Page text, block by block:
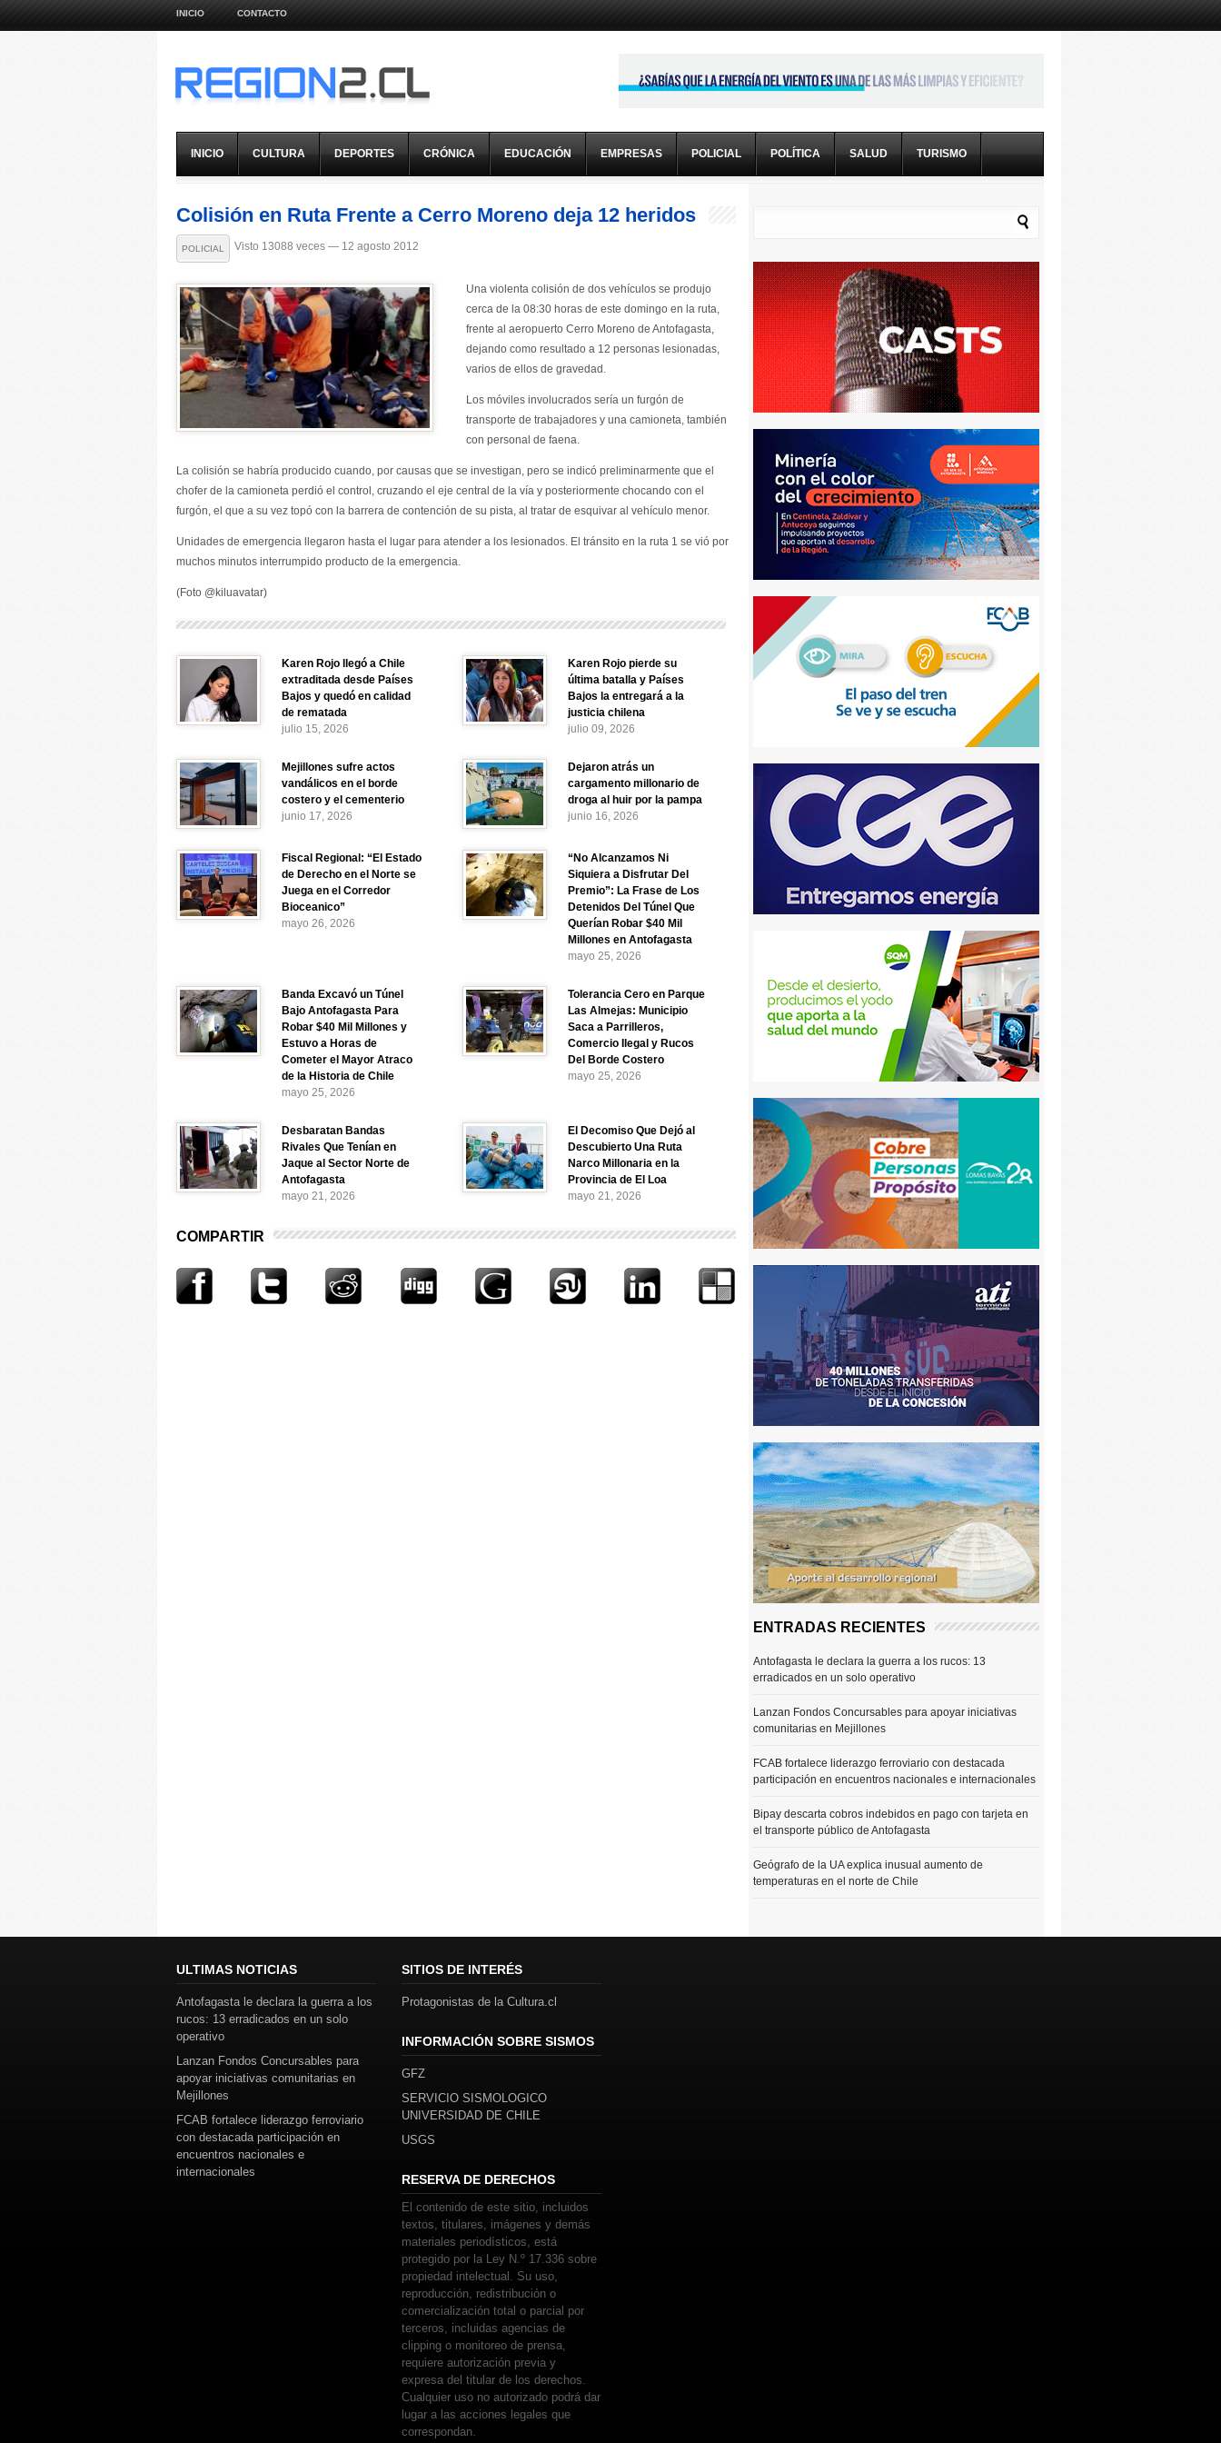
INICIO CONTACTO
INICIO CULTURA DEPORTES CRÓNICA EDUCACIÓN EMPRESAS POLICIAL POLÍTICA SALUD TURISMO
Colisión en Ruta Frente a Cerro Moreno deja 12 heridos
POLICIAL Visto 13088 veces — 12 agosto 2012
Una violenta colisión de dos vehículos se produjo
cerca de la 08:30 horas de este domingo en la ruta,
frente al aeropuerto Cerro Moreno de Antofagasta,
dejando como resultado a 12 personas lesionadas,
varios de ellos de gravedad.
Los móviles involucrados sería un furgón de
transporte de trabajadores y una camioneta, también
con personal de faena.
La colisión se habría producido cuando, por causas que se investigan, pero se indicó preliminarmente que el
chofer de la camioneta perdió el control, cruzando el eje central de la vía y posteriormente chocando con el
furgón, el que a su vez topó con la barrera de contención de su pista, al tratar de esquivar al vehículo menor.
Unidades de emergencia llegaron hasta el lugar para atender a los lesionados. El tránsito en la ruta 1 se vió por
muchos minutos interrumpido producto de la emergencia.
(Foto @kiluavatar)
Karen Rojo llegó a Chile
extraditada desde Países
Bajos y quedó en calidad
de rematada
julio 15, 2026
Karen Rojo pierde su
última batalla y Países
Bajos la entregará a la
justicia chilena
julio 09, 2026
Mejillones sufre actos
vandálicos en el borde
costero y el cementerio
junio 17, 2026
Dejaron atrás un
cargamento millonario de
droga al huir por la pampa
junio 16, 2026
Fiscal Regional: “El Estado
de Derecho en el Norte se
Juega en el Corredor
Bioceanico”
mayo 26, 2026
“No Alcanzamos Ni
Siquiera a Disfrutar Del
Premio”: La Frase de Los
Detenidos Del Túnel Que
Querían Robar $40 Mil
Millones en Antofagasta
mayo 25, 2026
Banda Excavó un Túnel
Bajo Antofagasta Para
Robar $40 Mil Millones y
Estuvo a Horas de
Cometer el Mayor Atraco
de la Historia de Chile
mayo 25, 2026
Tolerancia Cero en Parque
Las Almejas: Municipio
Saca a Parrilleros,
Comercio Ilegal y Rucos
Del Borde Costero
mayo 25, 2026
Desbaratan Bandas
Rivales Que Tenían en
Jaque al Sector Norte de
Antofagasta
mayo 21, 2026
El Decomiso Que Dejó al
Descubierto Una Ruta
Narco Millonaria en la
Provincia de El Loa
mayo 21, 2026
COMPARTIR
ENTRADAS RECIENTES
Antofagasta le declara la guerra a los rucos: 13
erradicados en un solo operativo
Lanzan Fondos Concursables para apoyar iniciativas
comunitarias en Mejillones
FCAB fortalece liderazgo ferroviario con destacada
participación en encuentros nacionales e internacionales
Bipay descarta cobros indebidos en pago con tarjeta en
el transporte público de Antofagasta
Geógrafo de la UA explica inusual aumento de
temperaturas en el norte de Chile
ULTIMAS NOTICIAS
Antofagasta le declara la guerra a los
rucos: 13 erradicados en un solo
operativo
Lanzan Fondos Concursables para
apoyar iniciativas comunitarias en
Mejillones
FCAB fortalece liderazgo ferroviario
con destacada participación en
encuentros nacionales e
internacionales
SITIOS DE INTERÉS
Protagonistas de la Cultura.cl
INFORMACIÓN SOBRE SISMOS
GFZ
SERVICIO SISMOLOGICO
UNIVERSIDAD DE CHILE
USGS
RESERVA DE DERECHOS
El contenido de este sitio, incluidos
textos, titulares, imágenes y demás
materiales periodísticos, está
protegido por la Ley N.º 17.336 sobre
propiedad intelectual. Su uso,
reproducción, redistribución o
comercialización total o parcial por
terceros, incluidas agencias de
clipping o monitoreo de prensa,
requiere autorización previa y
expresa del titular de los derechos.
Cualquier uso no autorizado podrá dar
lugar a las acciones legales que
correspondan.